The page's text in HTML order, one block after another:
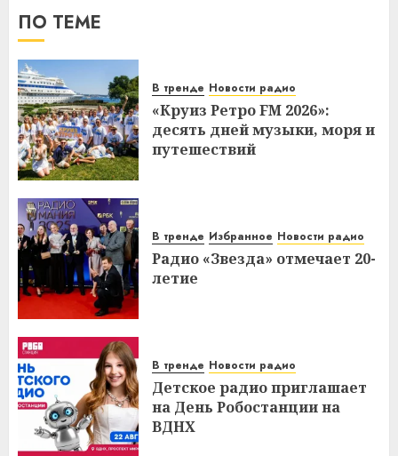
ПО ТЕМЕ
В тренде Новости радио
«Круиз Ретро FM 2026»:
десять дней музыки, моря и
путешествий
В тренде Избранное Новости радио
Радио «Звезда» отмечает 20-
летие
В тренде Новости радио
Детское радио приглашает
на День Робостанции на
ВДНХ